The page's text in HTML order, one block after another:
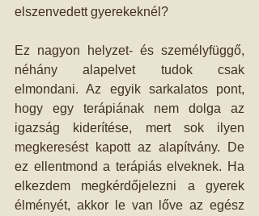
elszenvedett gyerekeknél?
Ez nagyon helyzet- és személyfüggő,
néhány alapelvet tudok csak
elmondani. Az egyik sarkalatos pont,
hogy egy terápiának nem dolga az
igazság kiderítése, mert sok ilyen
megkeresést kapott az alapítvány. De
ez ellentmond a terápiás elveknek. Ha
elkezdem megkérdőjelezni a gyerek
élményét, akkor le van lőve az egész